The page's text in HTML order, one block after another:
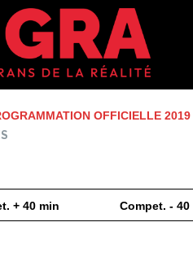
OFFICIELLE 2019
+ 40 min Compet. - 40